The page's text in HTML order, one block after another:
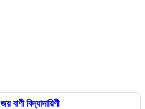
জয় বাণী বিদ্যাদায়িণী